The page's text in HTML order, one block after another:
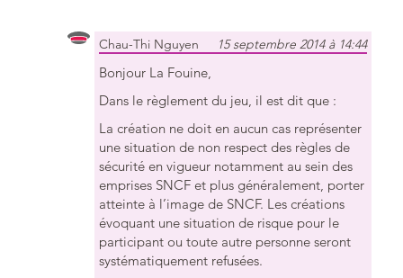
Chau-Thi Nguyen 15 septembre 2014 à 14:44
Bonjour La Fouine,
Dans le règlement du jeu, il est dit que :
La création ne doit en aucun cas représenter
une situation de non respect des règles de
sécurité en vigueur notamment au sein des
emprises SNCF et plus généralement, porter
atteinte à l’image de SNCF. Les créations
évoquant une situation de risque pour le
participant ou toute autre personne seront
systématiquement refusées.